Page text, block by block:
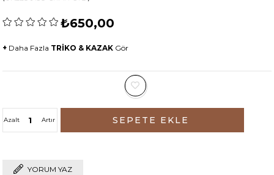
₺650,00
+ Daha Fazla TRİKO & KAZAK Gör
Artır
Azalt
YORUM YAZ